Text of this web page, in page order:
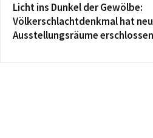
Licht ins Dunkel der Gewölbe:
Völkerschlachtdenkmal hat
Ausstellungsräume erschlossen